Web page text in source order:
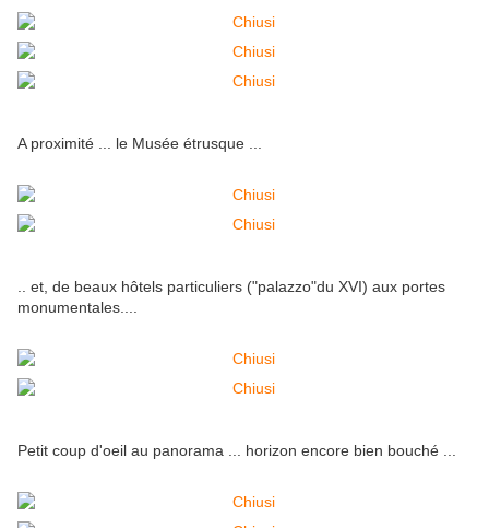
A proximité ... le Musée étrusque ...
.. et, de beaux hôtels particuliers ("palazzo"du XVI) aux portes
monumentales....
Petit coup d'oeil au panorama ... horizon encore bien bouché ...